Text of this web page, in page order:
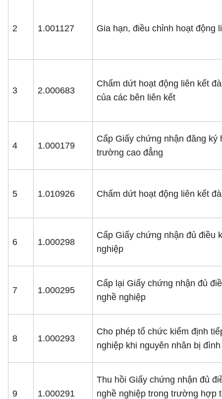
2 1.001127 Gia hạn, điều chỉnh hoạt động
3 2.000683
Chấm dứt hoạt động liên kết
của các bên liên kết
4 1.000179
Cấp Giấy chứng nhận đăng
trường cao đẳng
5 1.010926 Chấm dứt hoạt động liên kết
6 1.000298
Cấp Giấy chứng nhận đủ điều
nghiệp
7 1.000295
Cấp lại Giấy chứng nhận đủ
nghề nghiệp
8 1.000293
Cho phép tổ chức kiểm định
nghiệp khi nguyên nhân bị
9 1.000291
Thu hồi Giấy chứng nhận đủ
nghề nghiệp trong trường hợp